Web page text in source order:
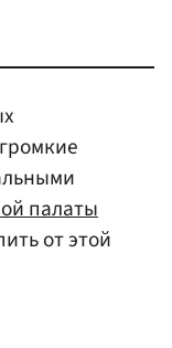
палаты
от этой